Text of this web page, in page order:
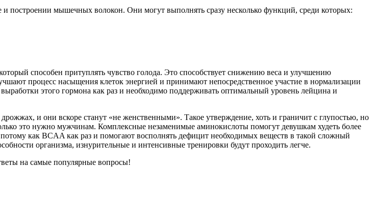
мышечных волокон. Они могут выполнять сразу несколько функций, среди которых:
способен притуплять чувство голода. Это способствует снижению веса и улучшению
процесс насыщения клеток энергией и принимают непосредственное участие в нормализации
этого гормона как раз и необходимо поддерживать оптимальный уровень лейцина и
и они вскоре станут «не женственными». Такое утверждение, хоть и граничит с глупостью, но
это нужно мужчинам. Комплексные незаменимые аминокислоты помогут девушкам худеть более
как BCAA как раз и помогают восполнять дефицит необходимых веществ в такой сложный
организма, изнурительные и интенсивные тренировки будут проходить легче.
на самые популярные вопросы!